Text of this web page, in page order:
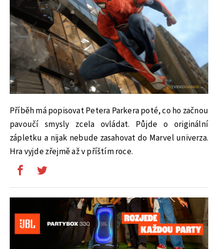
Příběh má popisovat Petera Parkera poté, co ho začnou
pavoučí smysly zcela ovládat. Půjde o originální
zápletku a nijak nebude zasahovat do Marvel univerza.
Hra vyjde zřejmě až v příštím roce.